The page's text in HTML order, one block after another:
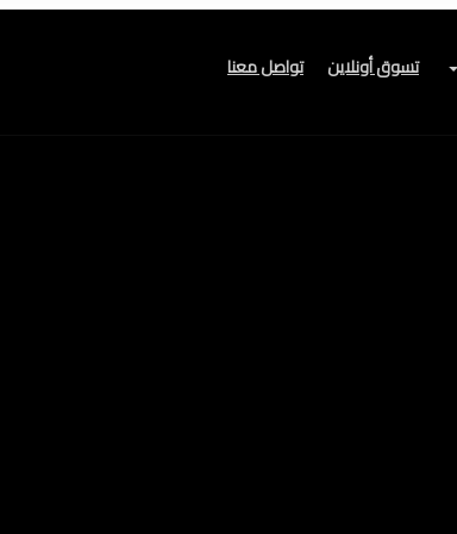
تسوق أونلاين تواصل معنا